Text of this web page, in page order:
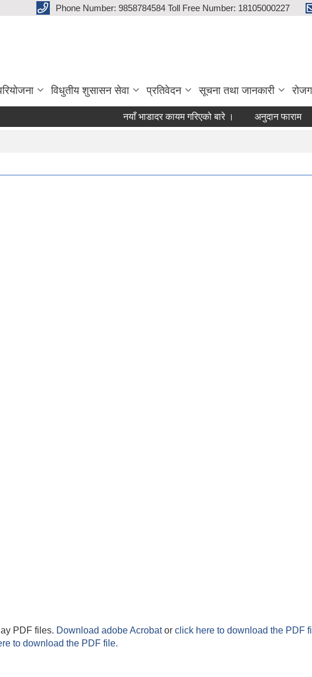
Phone Number: 9858784584 Toll Free Number: 18105000227
विधुतीय शुसासन सेवा प्रतिवेदन सूचना तथा जानकारी
नयाँ भाडादर कायम गरिएको बारे । अनुदान फाराम
PDF files. Download adobe Acrobator click here to download the PDF
to download the PDF file.